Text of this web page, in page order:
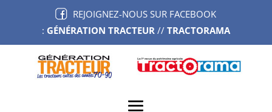
REJOIGNEZ-NOUS SUR FACEBOOK
: GÉNÉRATION TRACTEUR// TRACTORAMA